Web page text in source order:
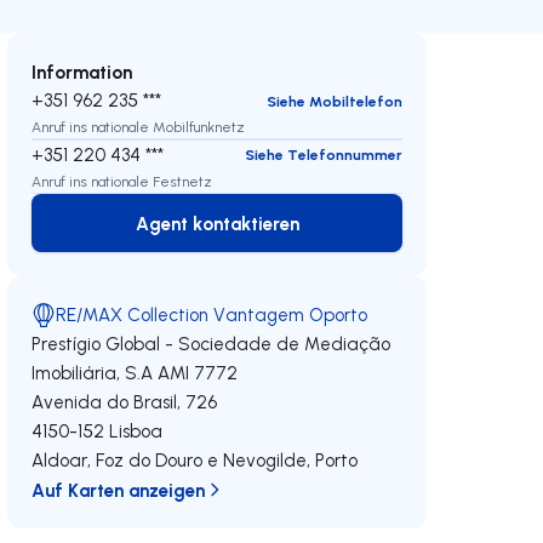
Information
+351 962 235 ***
Siehe Mobiltelefon
Anruf ins nationale Mobilfunknetz
+351 220 434 ***
Siehe Telefonnummer
Anruf ins nationale Festnetz
Agent kontaktieren
Agent kontaktieren
RE/MAX Collection Vantagem Oporto
Prestígio Global - Sociedade de Mediação
Imobiliária, S.A AMI 7772
Avenida do Brasil, 726
4150-152 Lisboa
Aldoar, Foz do Douro e Nevogilde,Porto
Auf Karten anzeigen